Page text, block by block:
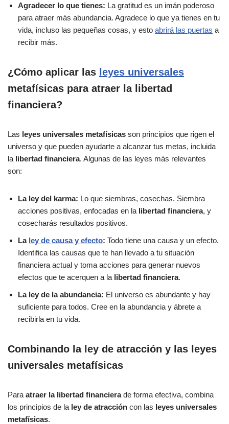
Agradecer lo que tienes: La gratitud es un imán poderoso
para atraer más abundancia. Agradece lo que ya tienes en tu
vida, incluso las pequeñas cosas, y esto abrirá las puertas a
recibir más.
¿Cómo aplicar las leyes universales
metafísicas para atraer la libertad
financiera?
Las leyes universales metafísicas son principios que rigen el
universo y que pueden ayudarte a alcanzar tus metas, incluida
la libertad financiera. Algunas de las leyes más relevantes
son:
La ley del karma: Lo que siembras, cosechas. Siembra
acciones positivas, enfocadas en la libertad financiera, y
cosecharás resultados positivos.
La ley de causa y efecto: Todo tiene una causa y un efecto.
Identifica las causas que te han llevado a tu situación
financiera actual y toma acciones para generar nuevos
efectos que te acerquen a la libertad financiera.
La ley de la abundancia: El universo es abundante y hay
suficiente para todos. Cree en la abundancia y ábrete a
recibirla en tu vida.
Combinando la ley de atracción y las leyes
universales metafísicas
Para atraer la libertad financierade forma efectiva, combina
los principios de la ley de atracción con las leyes universales
metafísicas.